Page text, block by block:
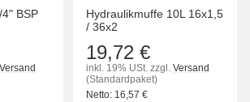
BSP
Versand
Hydraulikmuffe 10L 16x1,5
/ 36x2
19,72 €
inkl. 19% USt. zzgl. Versand
(Standardpaket)
Netto: 16,57 €